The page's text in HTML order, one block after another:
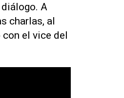
A
charlas, al
con el vice del